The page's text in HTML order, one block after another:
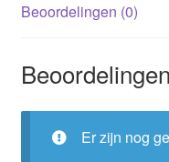
Beoordelingen (0)
Beoordelingen
Er zijn nog